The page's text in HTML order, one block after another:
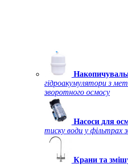
гідроакумулятори з
зворотного осмосу
Насоси для
тиску води у фільтрах
Крани та